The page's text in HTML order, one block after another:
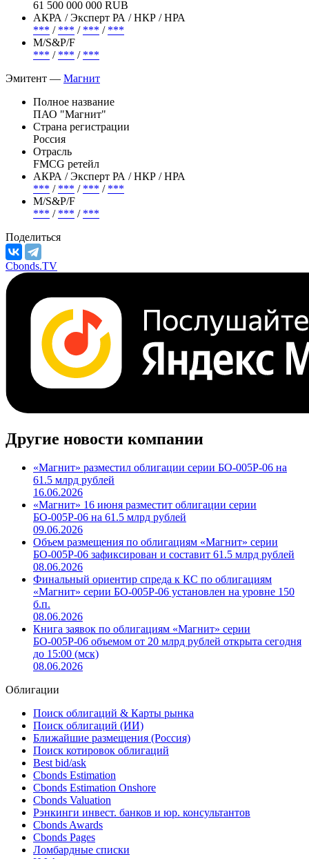
61 500 000 000 RUB
АКРА / Эксперт РА / НКР / НРА
*** / *** / *** / ***
М/S&P/F
*** / *** / ***
Эмитент — Магнит
Полное название
ПАО "Магнит"
Страна регистрации
Россия
Отрасль
FMCG ретейл
АКРА / Эксперт РА / НКР / НРА
*** / *** / *** / ***
М/S&P/F
*** / *** / ***
Поделиться
Cbonds.TV
Другие новости компании
«Магнит» разместил облигации серии БО-005Р-06 на
61.5 млрд рублей
16.06.2026
«Магнит» 16 июня разместит облигации серии
БО-005Р-06 на 61.5 млрд рублей
09.06.2026
Объем размещения по облигациям «Магнит» серии
БО-005Р-06 зафиксирован и составит 61.5 млрд рублей
08.06.2026
Финальный ориентир спреда к КС по облигациям
«Магнит» серии БО-005Р-06 установлен на уровне 150
б.п.
08.06.2026
Книга заявок по облигациям «Магнит» серии
БО-005Р-06 объемом от 20 млрд рублей открыта сегодня
до 15:00 (мск)
08.06.2026
Облигации
Поиск облигаций & Карты рынка
Поиск облигаций (ИИ)
Ближайшие размещения (Россия)
Поиск котировок облигаций
Best bid/ask
Cbonds Estimation
Cbonds Estimation Onshore
Cbonds Valuation
Рэнкинги инвест. банков и юр. консультантов
Cbonds Awards
Cbonds Pages
Ломбардные списки